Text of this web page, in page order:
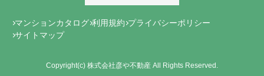
マンションカタログ 利用規約 プライバシーポリシー
サイトマップ
Copyright(c) 株式会社彦や不動産 All Rights Reserved.